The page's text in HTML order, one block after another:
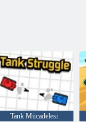
Tank Mücadelesi